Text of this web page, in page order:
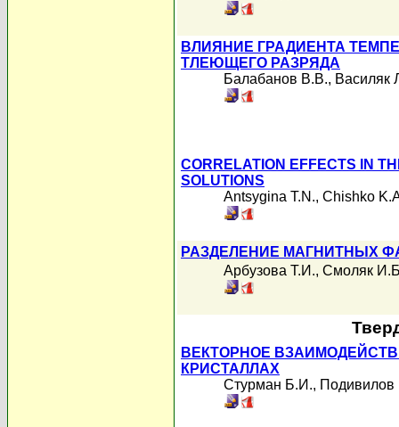
ВЛИЯНИЕ ГРАДИЕНТА
ТЛЕЮЩЕГО РАЗРЯДА
Балабанов В.В., Василяк
CORRELATION EFFECTS IN
SOLUTIONS
Antsygina T.N., Chishko
РАЗДЕЛЕНИЕ МАГНИТНЫХ
Арбузова Т.И., Смоляк
ВЕКТОРНОЕ
КРИСТАЛЛАХ
Стурман Б.И., Подивилов